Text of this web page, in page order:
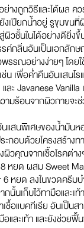
างถูกวิธีและได้ผล ค
เปียกน้ำอยู่ รูขุมขนที่
ผิวชั้นในได้อย่างดียิ่งขึ้
ค์กลิ่นอันเป็นเอกลัก
รณอย่างง่ายๆ โดย
น เพื่อค่ำคืนอันแสนโ
ะ Javanese Vanilla
มร้อนจากผิวกายจะ
สนพิเศษของน้ำมันห
ะกอบด้วยโครงสร้าง
ผิวคุณจากเชื้อโรคต่า
หยด ผสม Sweet
6 หยด ลงในขวดครีม
ากนั้นเก็บไว้ทามือและ
ชื้อแบคทีเรีย อันเป็น
และเท้า และยังช่วย